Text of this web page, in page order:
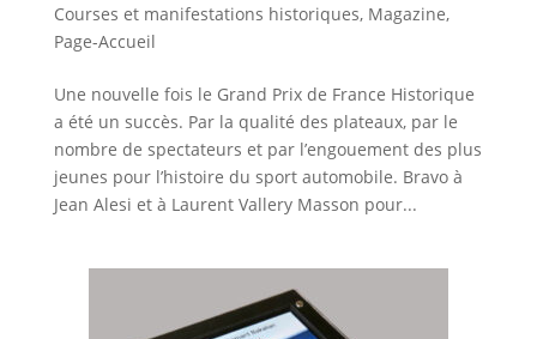
Courses et manifestations historiques, Magazine,
Page-Accueil
Une nouvelle fois le Grand Prix de France Historique
a été un succès. Par la qualité des plateaux, par le
nombre de spectateurs et par l’engouement des plus
jeunes pour l’histoire du sport automobile. Bravo à
Jean Alesi et à Laurent Vallery Masson pour...